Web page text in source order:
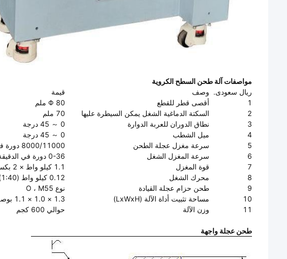
مواصفات آلة طحن السطح الكروية
ريال سعودى. وصف
قيمة
1
أقصى قطر للقطع
Φ 80 ملم
2
السكتة الدماغية الشغل يمكن السيطرة عليها
70 ملم
3
نطاق الدوران للعربة الدوارة
0 ～ 45 درجة
4
ميل الشطب
0 ～ 45 درجة
5
سرعة مغزل عجلة الطحن
8000/11000 دورة في الدقيقة
6
سرعة المغزل الشغل
0-36 دورة في الدقيقة (سرعات متغيرة بلا حدود)
7
قوة المغزل
1.1 كيلو واط × 2 بكسل
8
محرك الشغل
0.12 كيلو واط (1:40)
9
طحن حزام عجلة القيادة
نوع O ، M55
10
مساحة تثبيت أداة الآلة (LxWxH) 1.3 × 1.0 × 1.1 بوصة5 م
11 وزن الآلة حوالي 600 كجم
طحن عجلة واجهة